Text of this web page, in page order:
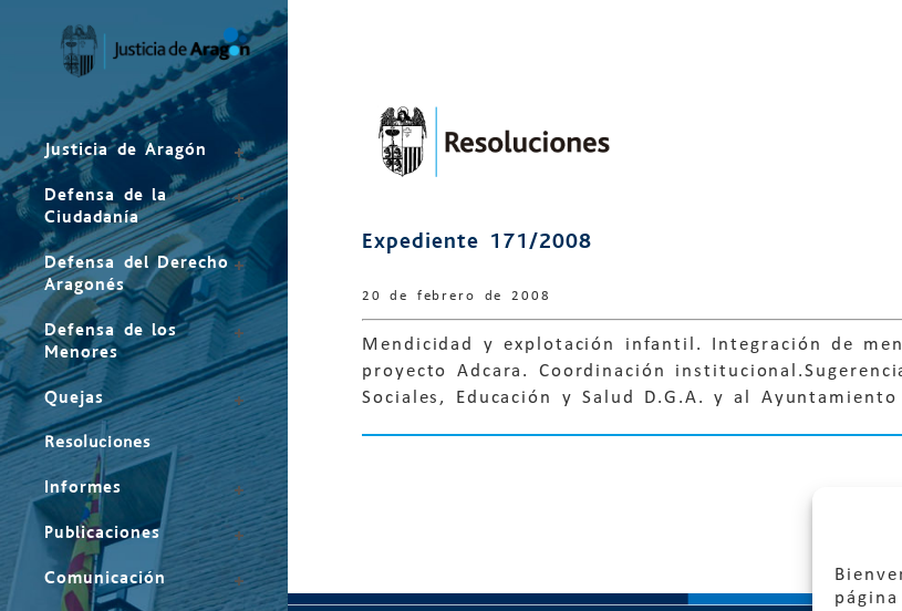
Justicia de Aragón
Defensa de la
Ciudadanía
Defensa del Derecho
Aragonés
Defensa de los
Menores
Quejas
Resoluciones
Informes
Publicaciones
Comunicación
Expediente 171/2008
20 de febrero de 2008
Mendicidad y explotación infantil. Integración de
proyecto Adcara. Coordinación
Sociales, Educación y Salud D.G.A. y al Ayuntamiento